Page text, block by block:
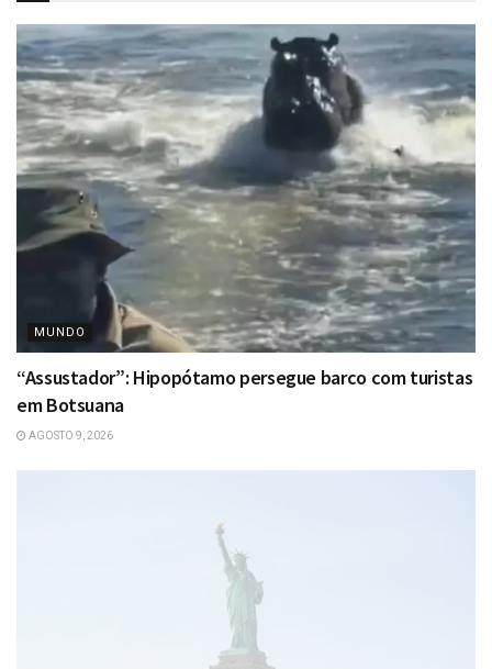
MUNDO
“Assustador”: Hipopótamo persegue barco com turistas
em Botsuana
AGOSTO 9, 2026